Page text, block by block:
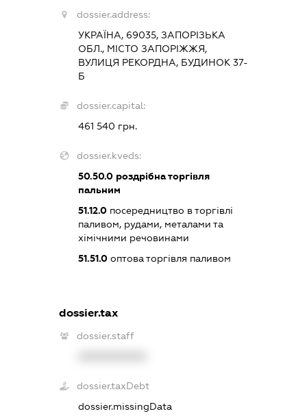
dossier.address:
УКРАЇНА, 69035, ЗАПОРІЗЬКА
ОБЛ., МІСТО ЗАПОРІЖЖЯ,
ВУЛИЦЯ РЕКОРДНА, БУДИНОК 37-
Б
dossier.capital:
461 540 грн.
dossier.kveds:
50.50.0роздрібна торгівля
пальним
51.12.0посередництво в торгівлі
паливом, рудами, металами та
хімічними речовинами
51.51.0оптова торгівля паливом
dossier.tax
dossier.staff
dossier.taxDebt
dossier.missingData